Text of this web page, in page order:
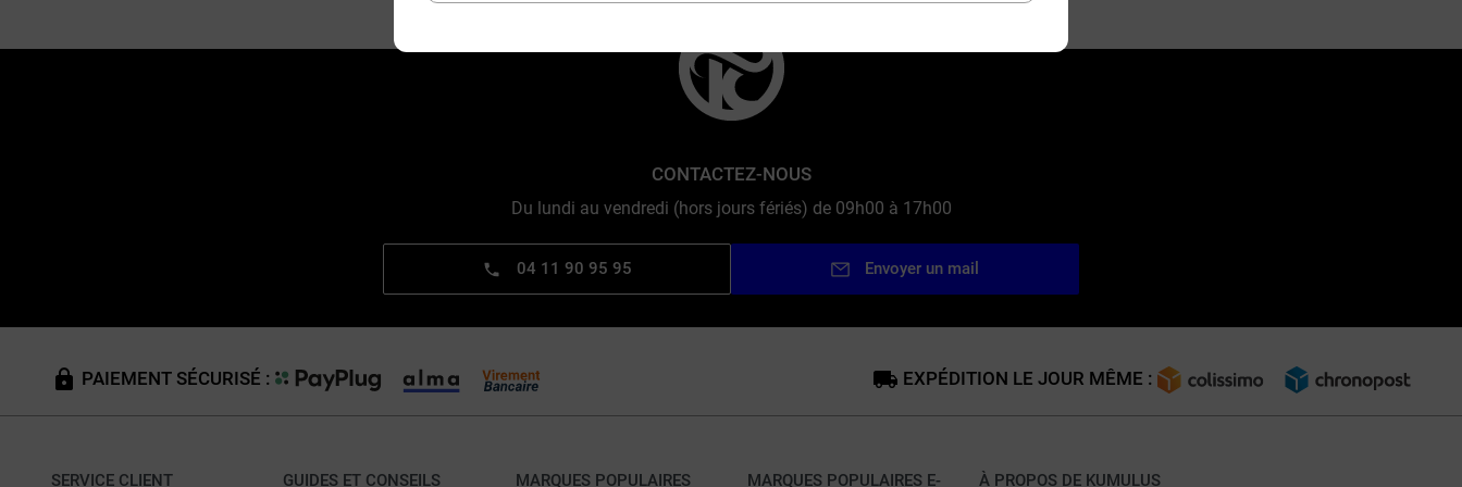
CONTACTEZ-NOUS
Du lundi au vendredi (hors jours fériés) de 09h00 à 17h00
04 11 90 95 95 Envoyer un mail
PAIEMENT SÉCURISÉ : EXPÉDITION LE JOUR MÊME :
SERVICE CLIENT GUIDES ET CONSEILS MARQUES POPULAIRES MARQUES POPULAIRES E- À PROPOS DE KUMULUS